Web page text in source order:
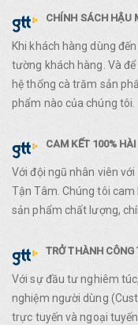
CHÍNH SÁCH HẬU
Khi khách hàng dùng
tường khách hàng. Và
hệ thống cà trăm sản
phẩm nào của chúng tôi.
CAM KẾT 100%
Với đội ngũ nhân viên
Tận Tâm. Chúng tôi
sản phẩm chất lượng,
TRỞ THÀNH
Với sự đầu tư nghiêm
nghiệm người dùng
trực tuyến và ngoại